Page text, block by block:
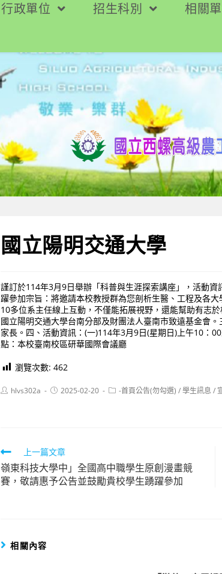
行政單位 招生科別 相關
國立陽明交通大學
謹訂於114年3月9日舉辦「科普與生涯探索講座」，活動
躍參加宗旨：將邀請本校教授群為您剖析生醫、工程及各
10多位系主任線上互動，不僅能拓展視野，還能幫助有志
國立陽明交通大學台南分部及財團法人臺南市致遠基金會
家長。四、活動資訊：(一)114年3月9日(星期日)上午10：
點：本校臺南校區研華國際會議廳
瀏覽次數: 462
Posthlvs302a
Post2025-02-20
Post-首頁公告(勿勾選) /學生訊息 /
Read
more
articles
上一篇文章
嶺東科技大學中」全國高中職學生原創漫畫競
賽，敬請惠予公告並鼓勵貴校學生踴躍參加
相關內容